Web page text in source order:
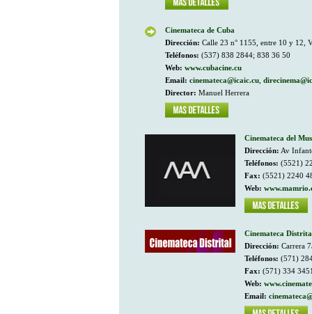
Cinemateca de Cuba
Dirección: Calle 23 n° 1155, entre 10 y 12,
Teléfonos: (537) 838 2844; 838 36 50
Web: www.cubacine.cu
Email: cinemateca@icaic.cu
Director: Manuel Herrera
Cinemateca del
Dirección: Av
Teléfonos: (5521)
Fax: (5521) 2240
Web:
Cinemateca
Dirección: Carrera
Teléfonos: (571)
Fax: (571) 334
Web:
Email: